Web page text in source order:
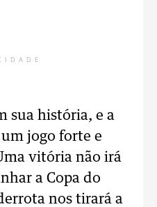
sua história, e a
jogo forte e
vitória não irá
a Copa do
nos tirará a